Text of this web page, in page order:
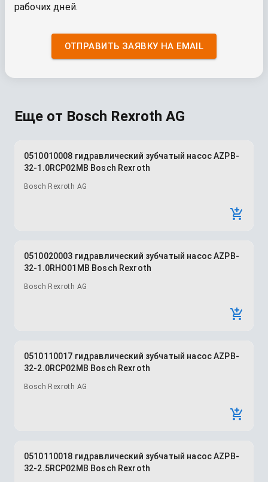
рабочих дней.
ОТПРАВИТЬ ЗАЯВКУ НА EMAIL
Еще от Bosch Rexroth AG
0510010008 гидравлический зубчатый насос AZPB-
32-1.0RCP02MB Bosch Rexroth
Bosch Rexroth AG
0510020003 гидравлический зубчатый насос AZPB-
32-1.0RHO01MB Bosch Rexroth
Bosch Rexroth AG
0510110017 гидравлический зубчатый насос AZPB-
32-2.0RCP02MB Bosch Rexroth
Bosch Rexroth AG
0510110018 гидравлический зубчатый насос AZPB-
32-2.5RCP02MB Bosch Rexroth